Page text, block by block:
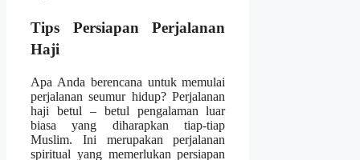
Tips Persiapan Perjalanan
Haji
Apa Anda berencana untuk memulai
perjalanan seumur hidup? Perjalanan
haji betul – betul pengalaman luar
biasa yang diharapkan tiap-tiap
Muslim. Ini merupakan perjalanan
spiritual yang memerlukan persiapan